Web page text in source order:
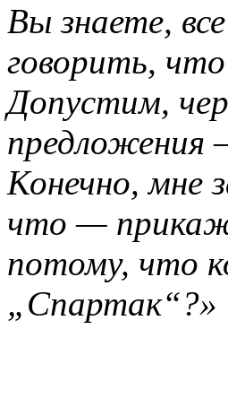
Вы знаете,
говорить,
Допустим,
Конечно, мне
что —
потому, что
„Спартак“?»